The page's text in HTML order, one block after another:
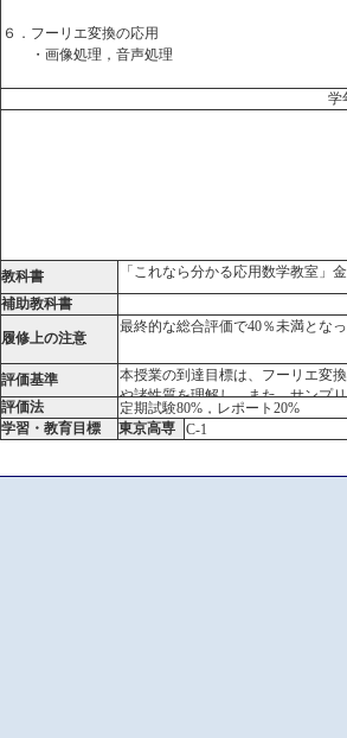
６．フーリエ変換の応用
・画像処理，音声処理
学
教科書
「これなら分かる応用数学教室」
補助教科書
履修上の注意
最終的な総合評価で40％未満とな
評価基準
本授業の到達目標は、フーリエ変
や諸性質を理解し、また、サンプ
評価法
定期試験80%，レポート20%
学習・教育目標
東京高専 C-1